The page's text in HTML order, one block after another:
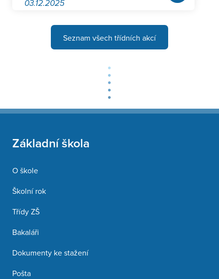
03.12.2025
Seznam všech třídních akcí
Základní škola
O škole
Školní rok
Třídy ZŠ
Bakaláři
Dokumenty ke stažení
Pošta